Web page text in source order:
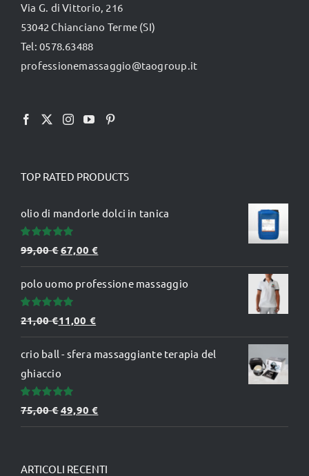
Via G. di Vittorio, 216
53042 Chianciano Terme (SI)
Tel: 0578.63488
professionemassaggio@taogroup.it
TOP RATED PRODUCTS
olio di mandorle dolci in tanica
Valutato
5.00su 5
99,00€Il
prezzo
originale
era:
99,00 €.
67,00€
prezzo
attuale
polo uomo professione massaggio
Valutato
5.00su 5
21,00€11,00 €
crio ball - sfera massaggiante terapia del
ghiaccio
Valutato
5.00su 5
75,00€Il
prezzo
era:
49,90€
prezzo
è:
ARTICOLI RECENTI